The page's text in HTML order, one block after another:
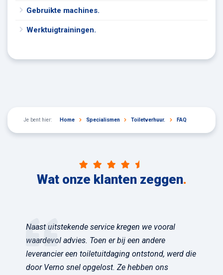
Gebruikte machines.
Werktuigtrainingen.
Je bent hier: Home Specialismen Toiletverhuur. FAQ
Wat onze klanten zeggen.
Naast uitstekende service kregen we vooral
waardevol advies. Toen er bij een andere
leverancier een toiletuitdaging ontstond, werd die
door Verno snel opgelost. Ze hebben ons